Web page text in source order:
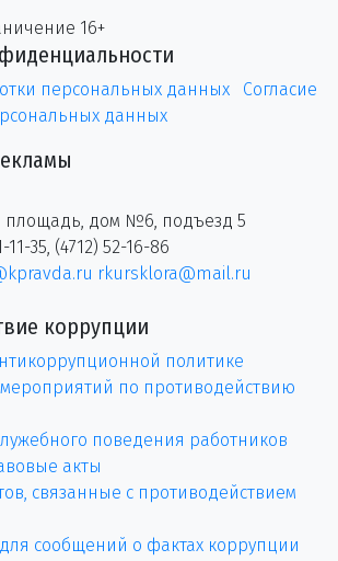
16+
персональных данных
Согласие
данных
площадь, дом №6, подъезд 5
35, (4712) 52-16-86
rkursklora@mail.ru
коррупции
политике
по противодействию
поведения работников
акты
связанные с противодействием
сообщений о фактах коррупции